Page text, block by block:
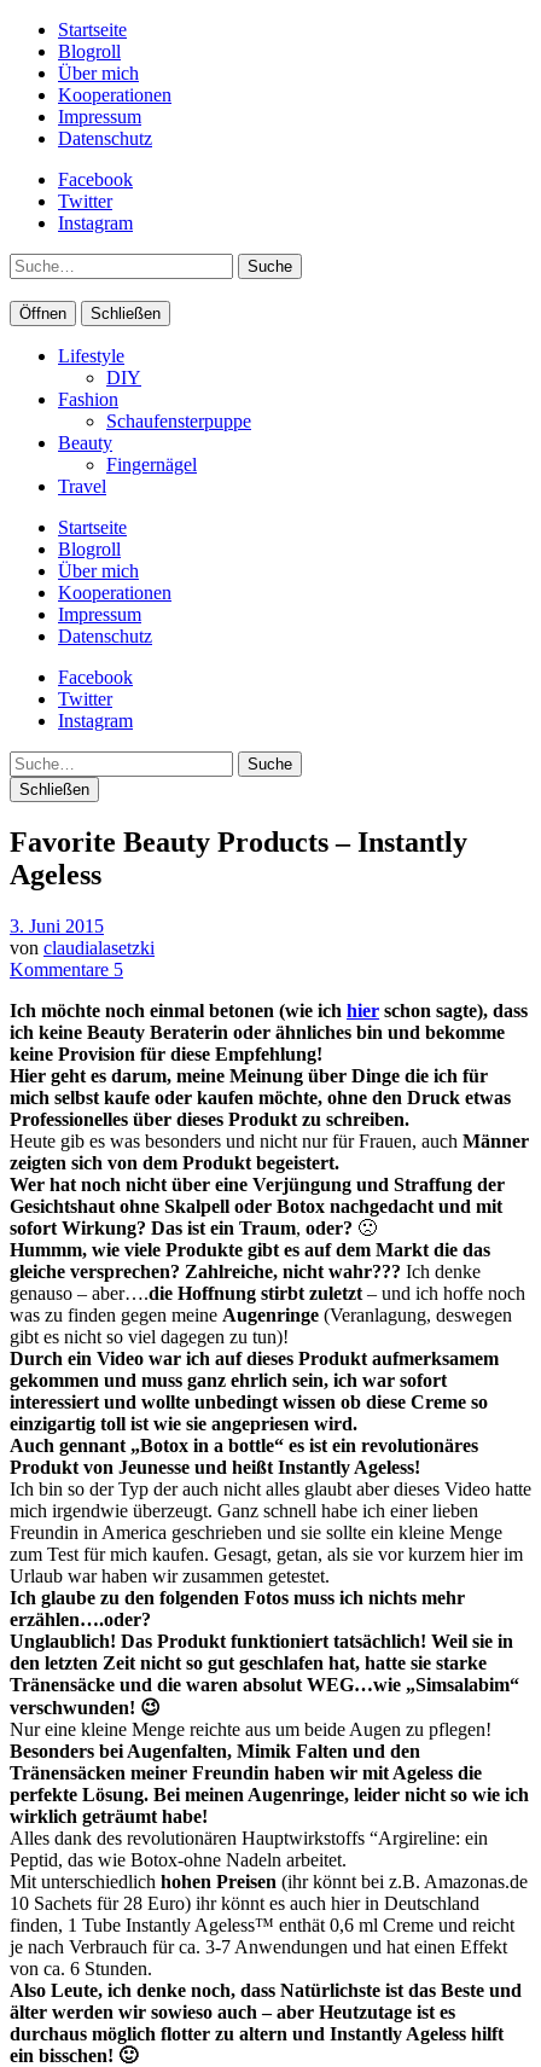
Startseite
Blogroll
Über mich
Kooperationen
Impressum
Datenschutz
Facebook
Twitter
Instagram
Suche
Öffnen Schließen
Lifestyle
DIY
Fashion
Schaufensterpuppe
Beauty
Fingernägel
Travel
Startseite
Blogroll
Über mich
Kooperationen
Impressum
Datenschutz
Facebook
Twitter
Instagram
Suche
Schließen
Favorite Beauty Products – Instantly
Ageless
3. Juni 2015
von claudialasetzki
Kommentare 5
Ich möchte noch einmal betonen (wie ich hier schon sagte), dass
ich keine Beauty Beraterin oder ähnliches bin und bekomme
keine Provision für diese Empfehlung!
Hier geht es darum, meine Meinung über Dinge die ich für
mich selbst kaufe oder kaufen möchte, ohne den Druck etwas
Professionelles über dieses Produkt zu schreiben.
Heute gib es was besonders und nicht nur für Frauen, auch Männer
zeigten sich von dem Produkt begeistert.
Wer hat noch nicht über eine Verjüngung und Straffung der
Gesichtshaut ohne Skalpell oder Botox nachgedacht und mit
sofort Wirkung? Das ist ein Traum, oder? 🙁
Hummm, wie viele Produkte gibt es auf dem Markt die das
gleiche versprechen? Zahlreiche, nicht wahr??? Ich denke
genauso – aber….die Hoffnung stirbt zuletzt – und ich hoffe noch
was zu finden gegen meine Augenringe (Veranlagung, deswegen
gibt es nicht so viel dagegen zu tun)!
Durch ein Video war ich auf dieses Produkt aufmerksamem
gekommen und muss ganz ehrlich sein, ich war sofort
interessiert und wollte unbedingt wissen ob diese Creme so
einzigartig toll ist wie sie angepriesen wird.
Auch gennant „Botox in a bottle“ es ist ein revolutionäres
Produkt von Jeunesse und heißt Instantly Ageless!
Ich bin so der Typ der auch nicht alles glaubt aber dieses Video hatte
mich irgendwie überzeugt. Ganz schnell habe ich einer lieben
Freundin in America geschrieben und sie sollte ein kleine Menge
zum Test für mich kaufen. Gesagt, getan, als sie vor kurzem hier im
Urlaub war haben wir zusammen getestet.
Ich glaube zu den folgenden Fotos muss ich nichts mehr
erzählen….oder?
Unglaublich! Das Produkt funktioniert tatsächlich! Weil sie in
den letzten Zeit nicht so gut geschlafen hat, hatte sie starke
Tränensäcke und die waren absolut WEG…wie „Simsalabim“
verschwunden! 😉
Nur eine kleine Menge reichte aus um beide Augen zu pflegen!
Besonders bei Augenfalten, Mimik Falten und den
Tränensäcken meiner Freundin haben wir mit Ageless die
perfekte Lösung. Bei meinen Augenringe, leider nicht so wie ich
wirklich geträumt habe!
Alles dank des revolutionären Hauptwirkstoffs “Argireline: ein
Peptid, das wie Botox-ohne Nadeln arbeitet.
Mit unterschiedlich hohen Preisen (ihr könnt bei z.B. Amazonas.de
10 Sachets für 28 Euro) ihr könnt es auch hier in Deutschland
finden, 1 Tube Instantly Ageless™ enthät 0,6 ml Creme und reicht
je nach Verbrauch für ca. 3-7 Anwendungen und hat einen Effekt
von ca. 6 Stunden.
Also Leute, ich denke noch, dass Natürlichste ist das Beste und
älter werden wir sowieso auch – aber Heutzutage ist es
durchaus möglich flotter zu altern und Instantly Ageless hilft
ein bisschen! 🙂